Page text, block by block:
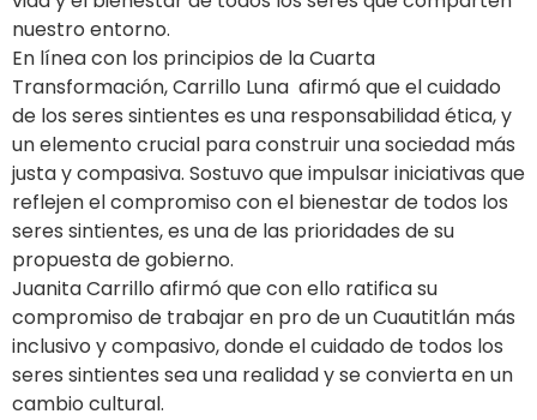
nuestro entorno.
En línea con los principios de la Cuarta
Transformación, Carrillo Luna afirmó que el cuidado
de los seres sintientes es una responsabilidad ética, y
un elemento crucial para construir una sociedad más
justa y compasiva. Sostuvo que impulsar iniciativas que
reflejen el compromiso con el bienestar de todos los
seres sintientes, es una de las prioridades de su
propuesta de gobierno.
Juanita Carrillo afirmó que con ello ratifica su
compromiso de trabajar en pro de un Cuautitlán más
inclusivo y compasivo, donde el cuidado de todos los
seres sintientes sea una realidad y se convierta en un
cambio cultural.